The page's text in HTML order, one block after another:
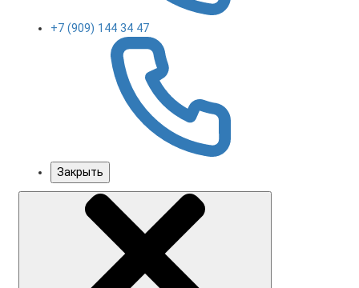
+7 (909) 144 34 47
Закрыть